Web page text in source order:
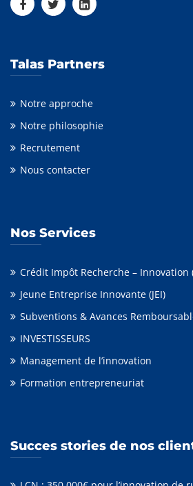
Talas Partners
Notre approche
Notre philosophie
Recrutement
Nous contacter
Nos Services
Crédit Impôt Recherche – Innovation
Jeune Entreprise Innovante (JEI)
Subventions & Avances
INVESTISSEURS
Management de l’innovation
Formation entrepreneuriat
Succes stories de nos